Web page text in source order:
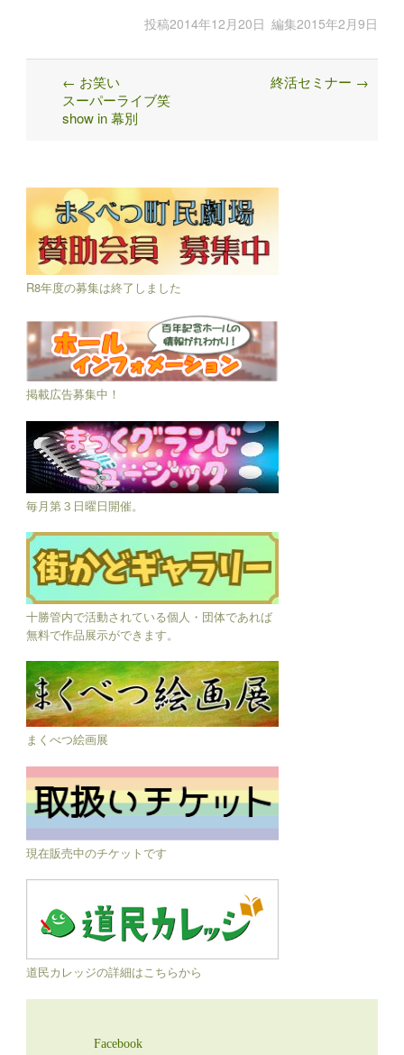
投稿2014年12月20日 編集2015年2月9日
Post
navigation
← お笑い
スーパーライブ笑
show in 幕別
終活セミナー →
R8年度の募集は終了しました
掲載広告募集中！
毎月第３日曜日開催。
十勝管内で活動されている個人・団体であれば
無料で作品展示ができます。
まくべつ絵画展
現在販売中のチケットです
道民カレッジの詳細はこちらから
Facebook